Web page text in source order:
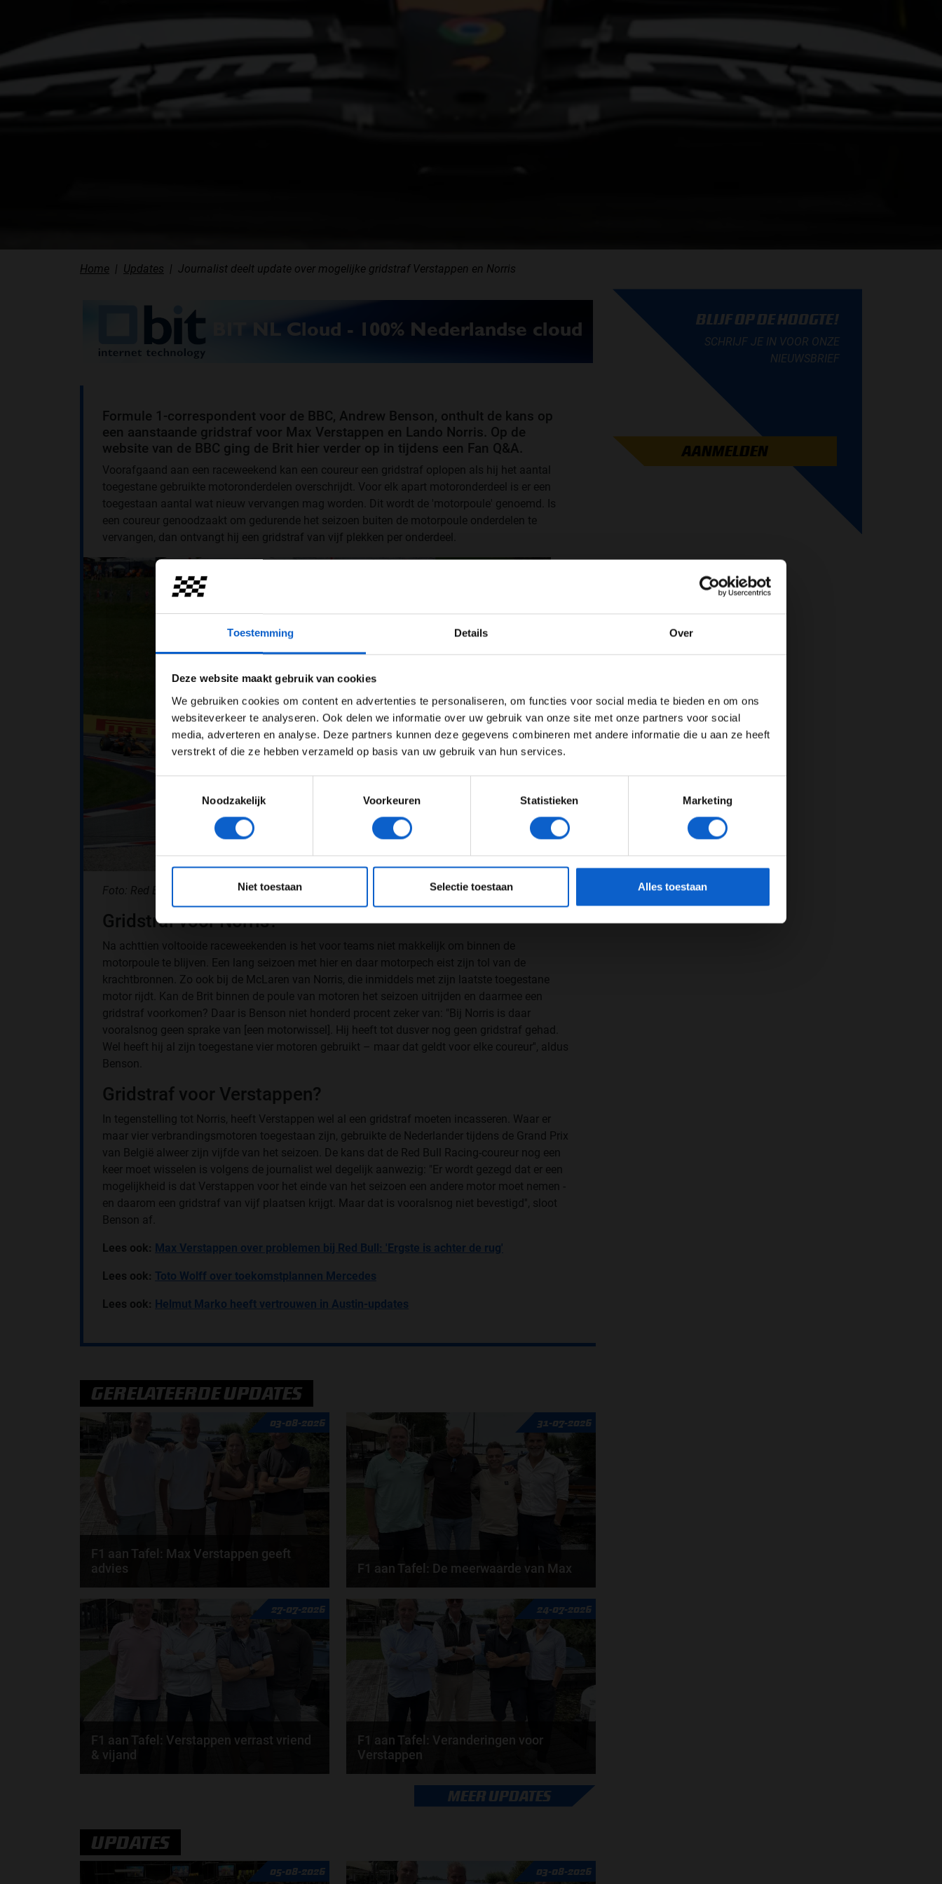
Toestemming Details Over
Deze website maakt gebruik van cookies
We gebruiken cookies om content en advertenties te personaliseren, om functies voor social media te bieden en om ons
websiteverkeer te analyseren. Ook delen we informatie over uw gebruik van onze site met onze partners voor social
media, adverteren en analyse. Deze partners kunnen deze gegevens combineren met andere informatie die u aan ze heeft
verstrekt of die ze hebben verzameld op basis van uw gebruik van hun services.
Noodzakelijk
Voorkeuren Statistieken Marketing
Niet toestaan Selectie toestaan Alles toestaan
Home Updates Journalist deelt update over mogelijke gridstraf Verstappen en Norris
Formule 1-correspondent voor de BBC, Andrew Benson, onthult de kans op
een aanstaande gridstraf voor Max Verstappen en Lando Norris. Op de
website van de BBC ging de Brit hier verder op in tijdens een Fan Q&A.
Voorafgaand aan een raceweekend kan een coureur een gridstraf oplopen als hij het aantal
toegestane gebruikte motoronderdelen overschrijdt. Voor elk apart motoronderdeel is er een
toegestaan aantal wat nieuw vervangen mag worden. Dit wordt de 'motorpoule' genoemd. Is
een coureur genoodzaakt om gedurende het seizoen buiten de motorpoule onderdelen te
vervangen, dan ontvangt hij een gridstraf van vijf plekken per onderdeel.
Foto: Red Bull Content Pool
Gridstraf voor Norris?
Na achttien voltooide raceweekenden is het voor teams niet makkelijk om binnen de
motorpoule te blijven. Een lang seizoen met hier en daar motorpech eist zijn tol van de
krachtbronnen. Zo ook bij de McLaren van Norris, die inmiddels met zijn laatste toegestane
motor rijdt. Kan de Brit binnen de poule van motoren het seizoen uitrijden en daarmee een
gridstraf voorkomen? Daar is Benson niet honderd procent zeker van: "Bij Norris is daar
vooralsnog geen sprake van [een motorwissel]. Hij heeft tot dusver nog geen gridstraf gehad.
Wel heeft hij al zijn toegestane vier motoren gebruikt – maar dat geldt voor elke coureur'', aldus
Benson.
Gridstraf voor Verstappen?
In tegenstelling tot Norris, heeft Verstappen wel al een gridstraf moeten incasseren. Waar er
maar vier verbrandingsmotoren toegestaan zijn, gebruikte de Nederlander tijdens de Grand Prix
van België alweer zijn vijfde van het seizoen. De kans dat de Red Bull Racing-coureur nog een
keer moet wisselen is volgens de journalist wel degelijk aanwezig: "Er wordt gezegd dat er een
mogelijkheid is dat Verstappen voor het einde van het seizoen een andere motor moet nemen -
en daarom een gridstraf van vijf plaatsen krijgt. Maar dat is vooralsnog niet bevestigd'', sloot
Benson af.
Lees ook: Max Verstappen over problemen bij Red Bull: 'Ergste is achter de rug'
Lees ook: Toto Wolff over toekomstplannen Mercedes
Lees ook: Helmut Marko heeft vertrouwen in Austin-updates
GERELATEERDE UPDATES
03-08-2026
F1 aan Tafel: Max Verstappen geeft
advies
Max Verstappen adviseert Red Bull. Gaat George
Russell weg bij Mercedes? En moet de budgetcap...
31-07-2026
F1 aan Tafel: De meerwaarde van Max
Geen enkele sensor kan wat Max Verstappen voelt,
Formule 1-CEO Stefano Domenicali zorgt voor...
de redactie van Grand Prix Radio
27-07-2026
F1 aan Tafel: Verstappen verrast vriend
& vijand
doorde redactie van Grand Prix Radio
24-07-2026
F1 aan Tafel: Veranderingen voor
Verstappen
Veranderingen aanstaande voor Max Verstappen en
Red Bull. McLaren en Aston Martin komen met
MEER UPDATES
UPDATES
05-08-2026 03-08-2026
BLIJF OP DE HOOGTE!
SCHRIJF JE IN VOOR ONZE
NIEUWSBRIEF
AANMELDEN
Advertentie instellingen
Toon alle alcoholische drankenadvertenties (18+)
Toon alle kansspelenadvertenties (24+)
JONGER DAN 24 24 JAAR OF OUDER
*Raadpleeg onsprivacybeleidvoor meer informatie over gegevensgebruik en -bescherming.